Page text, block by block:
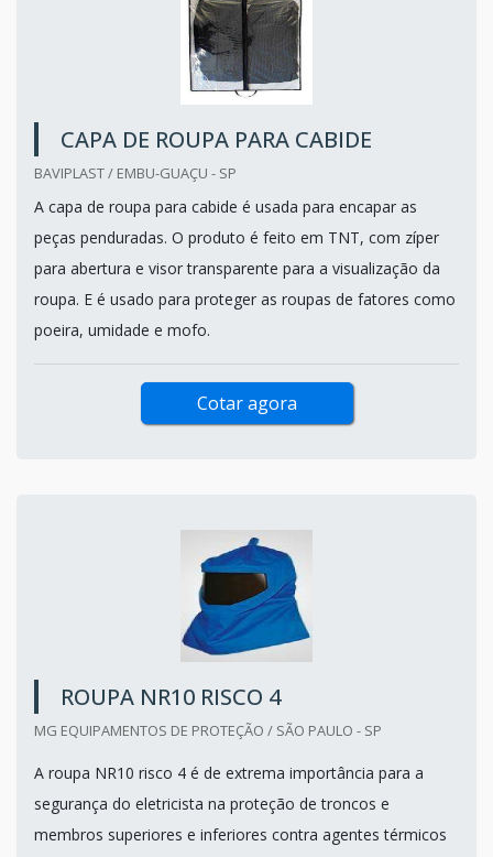
CAPA DE ROUPA PARA CABIDE
BAVIPLAST / EMBU-GUAÇU - SP
A capa de roupa para cabide é usada para encapar as
peças penduradas. O produto é feito em TNT, com zíper
para abertura e visor transparente para a visualização da
roupa. E é usado para proteger as roupas de fatores como
poeira, umidade e mofo.
Cotar agora
ROUPA NR10 RISCO 4
MG EQUIPAMENTOS DE PROTEÇÃO / SÃO PAULO - SP
A roupa NR10 risco 4 é de extrema importância para a
segurança do eletricista na proteção de troncos e
membros superiores e inferiores contra agentes térmicos